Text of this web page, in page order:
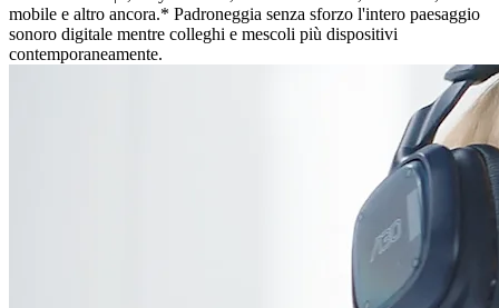
mobile e altro ancora.* Padroneggia senza sforzo l'intero paesaggio
sonoro digitale mentre colleghi e mescoli più dispositivi
contemporaneamente.